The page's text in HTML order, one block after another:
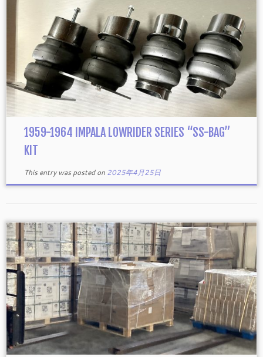
1959-1964 IMPALA LOWRIDER SERIES “SS-BAG”
KIT
This entry was posted on 2025年4月25日